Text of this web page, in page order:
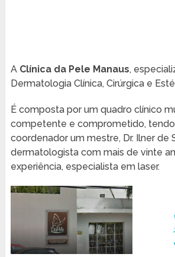
A Clínica da Pele Manaus,
Dermatologia Clínica, Cirúrgica e
É composta por um quadro clínico
competente e comprometido,
coordenador um mestre, Dr. Ilner de
dermatologista com mais de vinte
experiência, especialista em laser.